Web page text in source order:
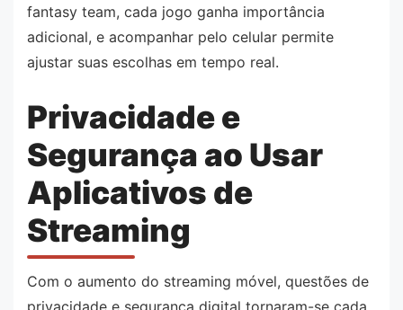
fantasy team, cada jogo ganha importância
adicional, e acompanhar pelo celular permite
ajustar suas escolhas em tempo real.
Privacidade e
Segurança ao Usar
Aplicativos de
Streaming
Com o aumento do streaming móvel, questões de